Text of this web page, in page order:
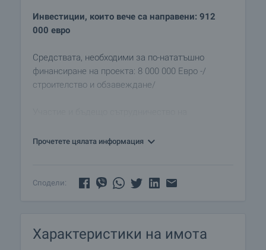
Инвестиции, които вече са направени: 912
000 евро
Средствата, необходими за по-нататъшно
финансиране на проекта: 8 000 000 Евро -/
строителство и обзавеждане/
този проект.
Прочетете цялата информация
Сподели:
Характеристики на имота